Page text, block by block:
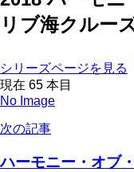
リブ海クルー
シリーズページを見る
現在 65 本目
No Image
次の記事
ハーモニー・オブ